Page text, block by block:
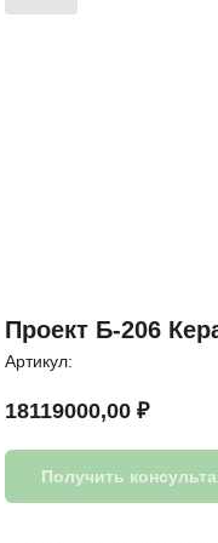
Проект Б-206
Артикул:
18119000,00 ₽
Получить